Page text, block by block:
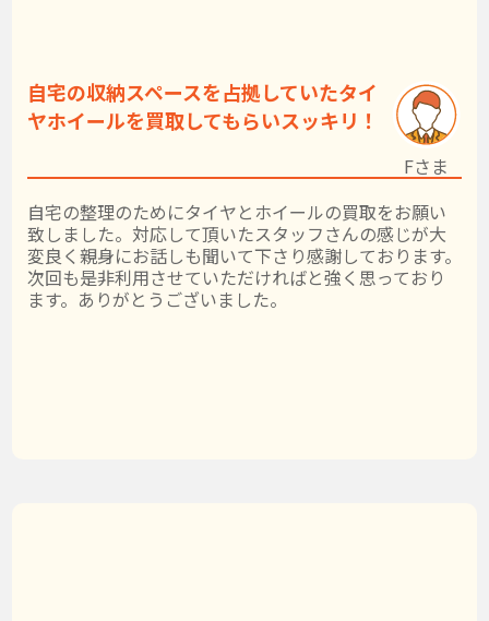
自宅の収納スペースを占拠していたタイ
ヤホイールを買取してもらいスッキリ！
自宅の整理のためにタイヤとホイールの買取をお願い
致しました。対応して頂いたスタッフさんの感じが大
変良く親身にお話しも聞いて下さり感謝しております。
次回も是非利用させていただければと強く思っており
ます。ありがとうございました。
Fさま